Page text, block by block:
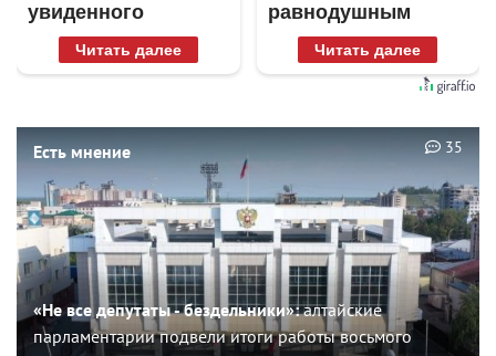
увиденного
Читать далее
равнодушным
Читать далее
Есть мнение
«Не все депутаты - бездельники»:алтайские
парламентарии подвели итоги работы восьмого
35